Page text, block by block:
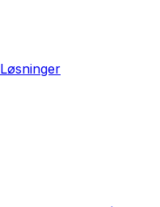
Løsninger